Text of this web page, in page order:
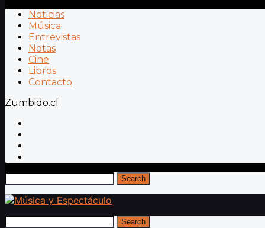
Noticias
Música
Entrevistas
Notas
Cine
Libros
Contacto
Zumbido.cl
Search
Search